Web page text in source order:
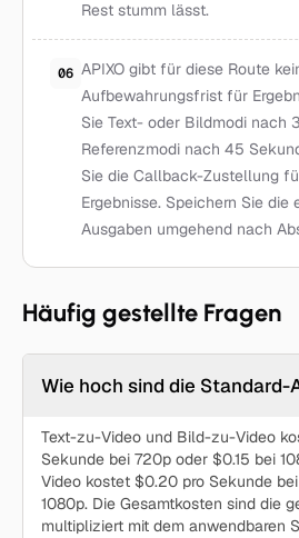
Rest stumm lässt.
06 APIXO gibt für diese Route
Aufbewahrungsfrist für
Sie Text- oder Bildmodi nach
Referenzmodi nach 45
Sie die Callback-Zustellung
Ergebnisse. Speichern Sie die
Ausgaben umgehend nach
Häufig gestellte Fragen
Wie hoch sind die Standard-
Text-zu-Video und Bild-zu-Video
Sekunde bei 720p oder $0.15 bei
Video kostet $0.20 pro Sekunde
1080p. Die Gesamtkosten sind die
multipliziert mit dem anwendbaren